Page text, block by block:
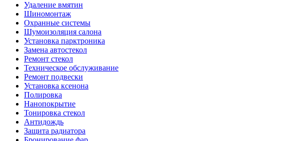
Удаление вмятин
Шиномонтаж
Охранные системы
Шумоизоляция салона
Установка парктроника
Замена автостекол
Ремонт стекол
Техническое обслуживание
Ремонт подвески
Установка ксенона
Полировка
Нанопокрытие
Тонировка стекол
Антидождь
Защита радиатора